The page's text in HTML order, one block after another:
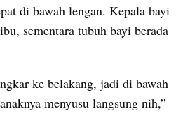
di bawah lengan. Kepala bayi
sementara tubuh bayi berada
ke belakang, jadi di bawah
menyusu langsung nih,”